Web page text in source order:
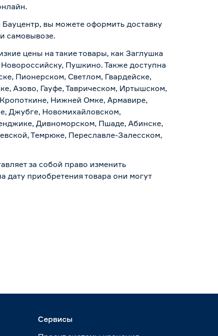
вы можете оформить доставку
самовывозе.
цены на такие товары, как Заглушка
Пушкино. Также доступна
Пионерском, Светлом, Гвардейске,
Азово, Гауфе, Таврическом, Иртышском,
Нижней Омке, Армавире,
Джубге, Новомихайловском,
Дивноморском, Пшаде, Абинске,
Темрюке, Переславле-Залесском,
за собой право изменить
дату приобретения товара они могут
Сервисы